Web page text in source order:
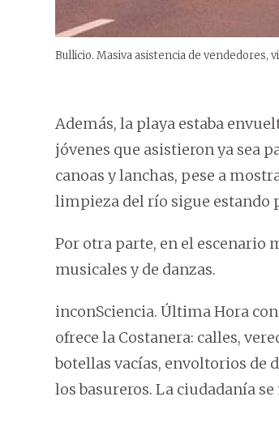
Bullicio. Masiva asistencia de vendedores,
Además, la playa estaba
jóvenes que asistieron ya sea
canoas y lanchas, pese a
limpieza del río sigue estando
Por otra parte, en el escenario
musicales y de danzas.
inconSciencia. Última Hora
ofrece la Costanera: calles,
botellas vacías, envoltorios de
los basureros. La ciudadanía